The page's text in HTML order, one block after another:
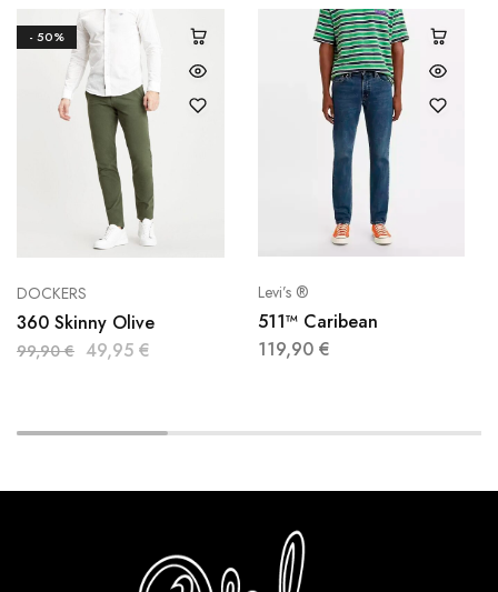
- 50%
DOCKERS
360 Skinny Olive
99,90€ 49,95 €
Levi’s ®
511™ Caribean
119,90 €